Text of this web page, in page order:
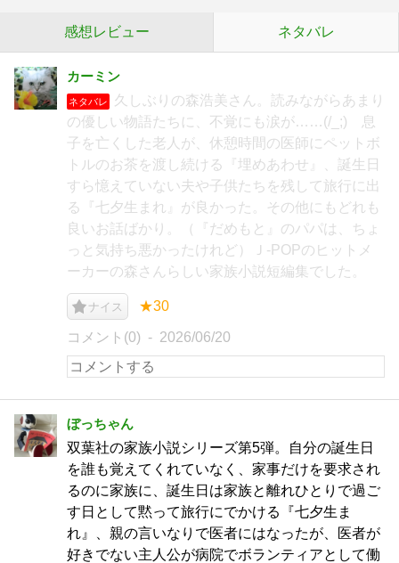
感想レビュー ネタバレ
カーミン
ネタバレ
久しぶりの森浩美さん。読みながらあまり
の優しい物語たちに、不覚にも涙が……(/_;) 息
子を亡くした老人が、休憩時間の医師にペットボ
トルのお茶を渡し続ける『埋めあわせ』、誕生日
すら憶えていない夫や子供たちを残して旅行に出
る『七夕生まれ』が良かった。その他にもどれも
良いお話ばかり。（『だめもと』のパパは、ちょ
っと気持ち悪かったけれど）Ｊ-POPのヒットメ
ーカーの森さんらしい家族小説短編集でした。
ナイス ★30
コメント(0) 2026/06/20
ぼっちゃん
双葉社の家族小説シリーズ第5弾。自分の誕生日
を誰も覚えてくれていなく、家事だけを要求され
るのに家族に、誕生日は家族と離れひとりで過ご
す日として黙って旅行にでかける『七夕生ま
れ』、親の言いなりで医者にはなったが、医者が
好きでない主人公が病院でボランティアとして働